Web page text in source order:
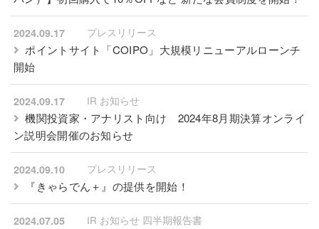
2024.09.17 プレスリリース
ポイントサイト「COIPO」大規模リニューアルローンチ
開始
2024.09.17 IR お知らせ
機関投資家・アナリスト向け 2024年8月期決算オンライ
ン説明会開催のお知らせ
2024.09.10 プレスリリース
『きゃらでん＋』の提供を開始！
2024.07.05 IR お知らせ 四半期報告書